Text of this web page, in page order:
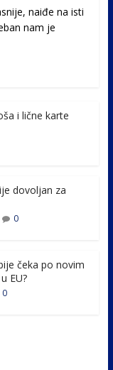
naiđe na isti
nam je
i lične karte
dovoljan za
0
čeka po novim
EU?
0